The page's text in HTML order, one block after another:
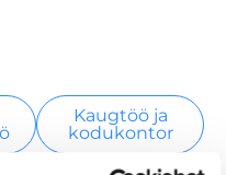
Kaugtöö ja
kodukontor